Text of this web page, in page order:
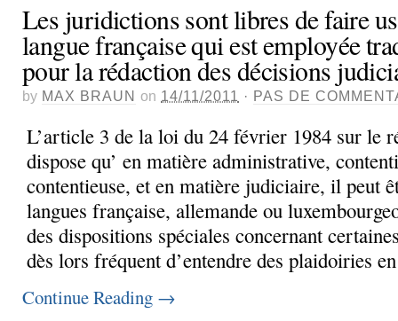
Les juridictions sont libres de faire
langue française qui est employée
pour la rédaction des décisions
by MAX BRAUN on 14/11/2011 · PAS DE
L’article 3 de la loi du 24 février 1984 sur le
dispose qu’ en matière administrative,
contentieuse, et en matière judiciaire, il peut
langues française, allemande ou
des dispositions spéciales concernant
dès lors fréquent d’entendre des plaidoiries
Continue Reading →